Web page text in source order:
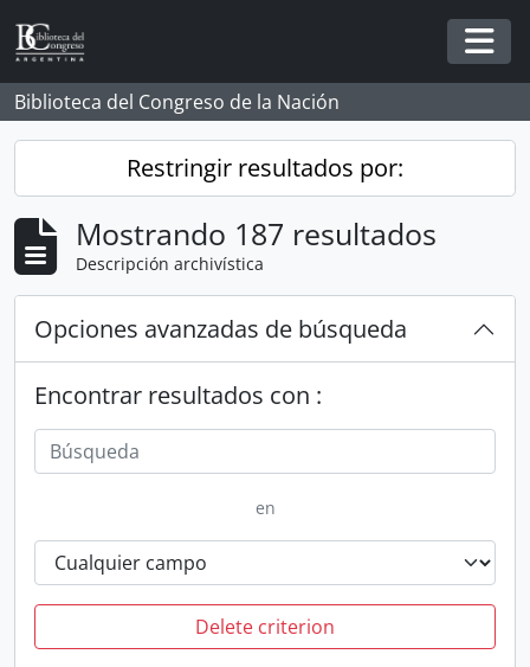
Skip to main content
Biblioteca del Congreso de la Nación
Restringir resultados por:
Mostrando 187 resultados
Descripción archivística
Opciones avanzadas de búsqueda
Encontrar resultados con :
en
Delete criterion